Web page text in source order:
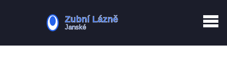
Zotavení po extrakci